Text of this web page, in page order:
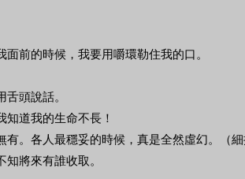
前的時候，我要用嚼環勒住我的口。
頭說話。
道我的生命不長！
。各人最穩妥的時候，真是全然虛幻。（細
將來有誰收取。